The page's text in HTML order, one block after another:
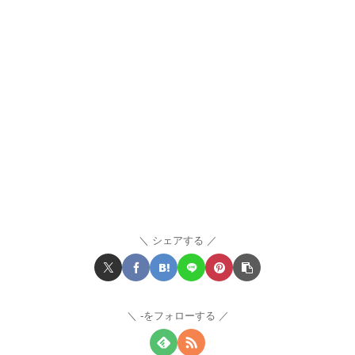
シェアする
-をフォローする